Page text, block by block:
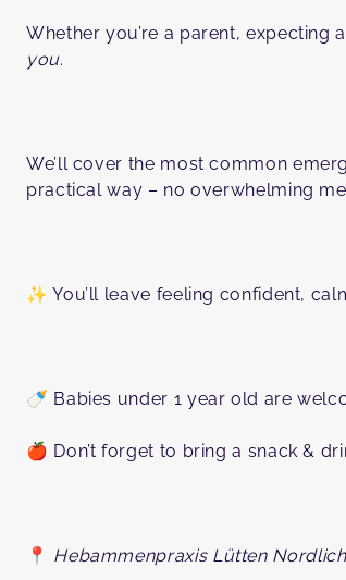
Whether you’re a parent,
you.⁠
We’ll cover the most common
practical way – no overwhelming
✨ You’ll leave feeling confident,
🍼 Babies under 1 year old are
🍎 Don’t forget to bring a snack &
📍 Hebammenpraxis Lütten